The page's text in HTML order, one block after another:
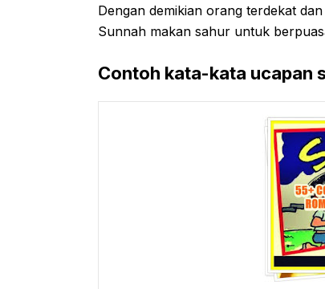
Dengan demikian orang terdekat
Sunnah makan sahur untuk
Contoh kata-kata ucapan